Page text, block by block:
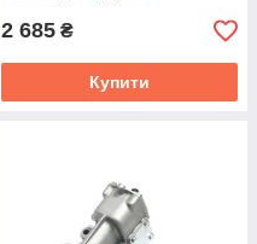
2 685 ₴
Купити